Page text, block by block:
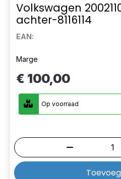
Volkswagen
achter-8116114
EAN:
Marge
€ 100,00
Op voorraad